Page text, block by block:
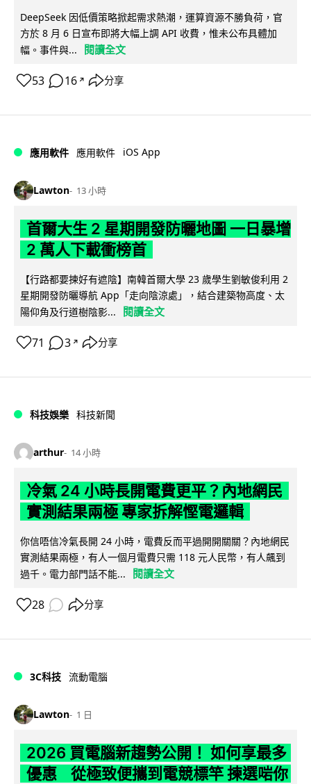
DeepSeek 因低價策略掀起需求熱潮，運算資源不勝負荷，官
方於 8 月 6 日宣布即將大幅上調 API 收費，惟未公布具體加
幅。事件與...
閱讀全文
53 16 ↗ 分享
應用軟件 應用軟件 iOS App
Lawton 13 小時
首爾大生 2 星期開發防曬地圖 一日暴增
2 萬人下載衝榜首
【行路都要揀好有遮陰】南韓首爾大學 23 歲學生劉敏俊利用 2
星期開發防曬導航 App「走向陰涼處」，結合建築物高度、太
陽仰角及行道樹陰影...
閱讀全文
71 3 ↗ 分享
科技娛樂 科技新聞
arthur 14 小時
冷氣 24 小時長開電費更平？內地網民
實測結果兩極 專家拆解慳電邏輯
你信唔信冷氣長開 24 小時，電費反而平過開開關關？內地網民
實測結果兩極，有人一個月電費只需 118 元人民幣，有人飆到
過千。電力部門話不能...
閱讀全文
28 分享
3C科技 流動電腦
Lawton 1 日
2026 買電腦新趨勢公開！ 如何享最多
優惠 從極致便攜到電競標竿 揀選啱你